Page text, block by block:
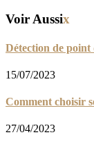
Voir Aussix
Détection de point
15/07/2023
Comment choisir
27/04/2023